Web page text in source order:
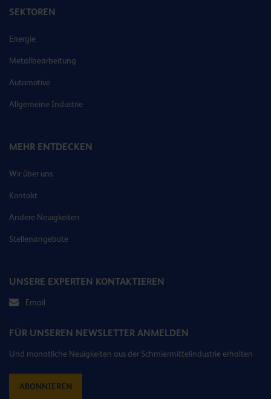
SEKTOREN
Energie
Metallbearbeitung
Automotive
Allgemeine Industrie
MEHR ENTDECKEN
Wir über uns
Kontakt
Andere Neuigkeiten
Stellenangebote
UNSERE EXPERTEN KONTAKTIEREN
Email
FÜR UNSEREN NEWSLETTER ANMELDEN
Und monatliche Neuigkeiten aus der Schmiermittelindustrie erhalten
ABONNIEREN